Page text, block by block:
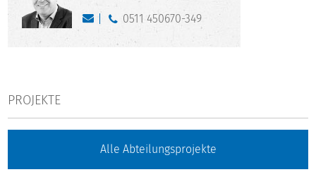
0511 450670-349
PROJEKTE
Alle Abteilungsprojekte